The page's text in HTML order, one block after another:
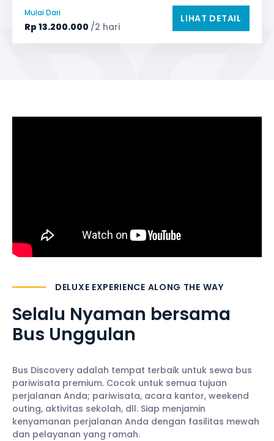
Safety Tools (P3K, Windows Breaker, dll)
Mulai Dari
Rp 13.200.000 /2 hari
LIHAT DETAIL
DELUXE EXPERIENCE ALONG THE WAY
Selalu Nyaman bersama
Bus Unggulan
Bus Discovery adalah tempat terbaik untuk sewa bus
pariwisata premium. Cocok untuk semua tujuan
perjalanan Anda; pariwisata, acara kantor, weekend
outing, aktivitas sekolah, dll. Siap menjamin
kenyamanan perjalanan Anda dengan fasilitas mewah
dan pelayanan yang ramah.